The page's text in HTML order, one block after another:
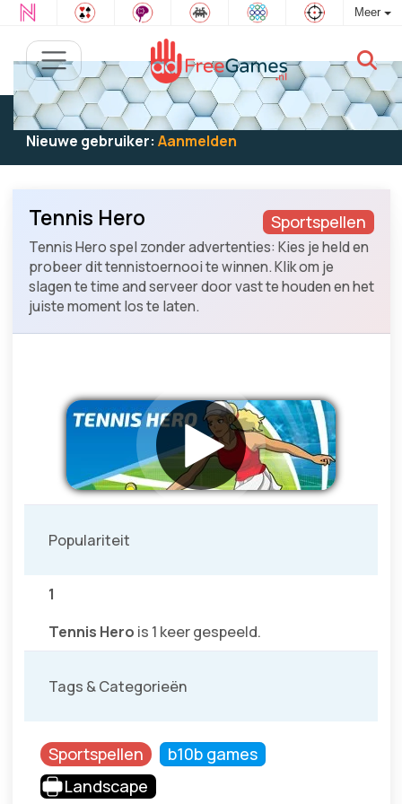
Meer
Bestaande gebruiker: Log in
om te spelen
Nieuwe gebruiker: Aanmelden
Sportspellen
Tennis Hero
Tennis Hero spel zonder advertenties: Kies je held en
probeer dit tennistoernooi te winnen. Klik om je
slagen te time and serveer door vast te houden en het
juiste moment los te laten.
Populariteit
1
Tennis Hero is 1 keer gespeeld.
Tags & Categorieën
Sportspellen
b10b games
Landscape